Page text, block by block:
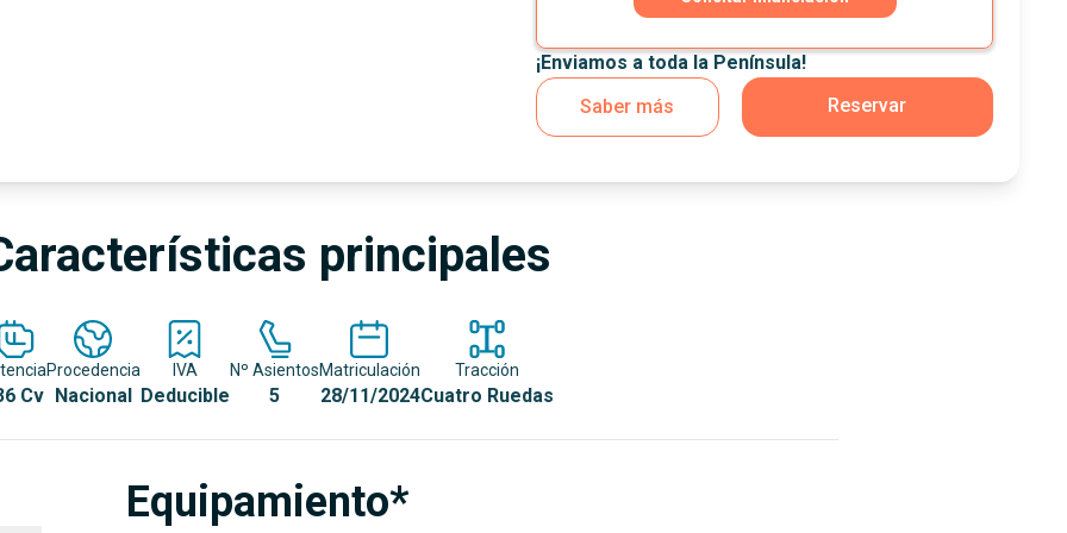
¡Enviamos a toda la Península!
Saber más
Reservar
principales
Cv
Procedencia
Nacional
IVA
Deducible
Nº Asientos
5
Matriculación
28/11/2024
Tracción
Cuatro Ruedas
Equipamiento*